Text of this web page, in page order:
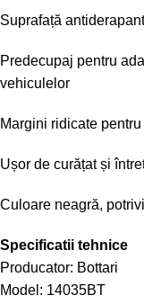
Suprafață
Predecupaj pentru
vehiculelor
Margini ridicate
Ușor de curățat și
Culoare neagră,
Specificatii tehnice
Producator: Bottari
Model: 14035BT